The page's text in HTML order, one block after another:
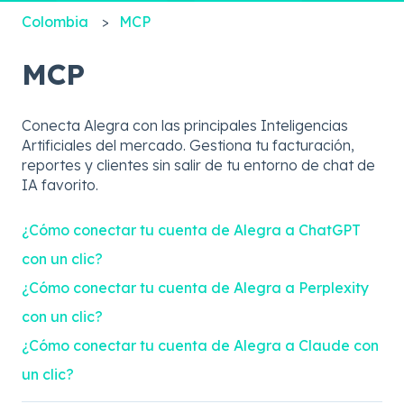
Colombia MCP
MCP
Conecta Alegra con las principales Inteligencias
Artificiales del mercado. Gestiona tu facturación,
reportes y clientes sin salir de tu entorno de chat de
IA favorito.
¿Cómo conectar tu cuenta de Alegra a ChatGPT
con un clic?
¿Cómo conectar tu cuenta de Alegra a Perplexity
con un clic?
¿Cómo conectar tu cuenta de Alegra a Claude con
un clic?